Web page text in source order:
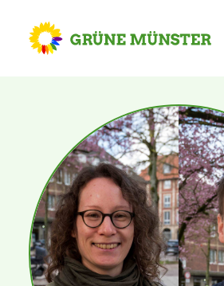
Kreisvorstand
Kreisgeschäftsstelle
Mitgliederversammlung